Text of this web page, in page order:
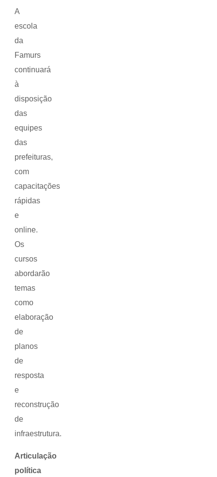
A
escola
da
Famurs
continuará
à
disposição
das
equipes
das
prefeituras,
com
capacitações
rápidas
e
online.
Os
cursos
abordarão
temas
como
elaboração
de
planos
de
resposta
e
reconstrução
de
infraestrutura.
Articulação
política